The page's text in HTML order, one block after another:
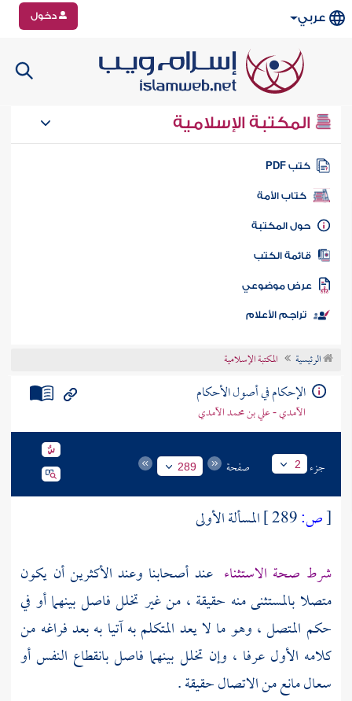
عربي دخول
المكتبة الإسلامية
كتب PDF
كتاب الأمة
المكتبة
الكتب
موضوعي
تراجم الأعلام
الرئيسية المكتبة الإسلامية
الإحكام في أصول الأحكام
الآمدي - علي بن محمد الآمدي
جزء 2 صفحة 289
[ص:
المسألة الأولى
شرط صحة الاستثناء عند أصحابنا وعند الأكثرين أن يكون
متصلا بالمستثنى منه حقيقة ، من غير تخلل فاصل بينهما أو في
حكم المتصل ، وهو ما لا يعد المتكلم به آتيا به بعد فراغه من
كلامه الأول عرفا ، وإن تخلل بينهما فاصل بانقطاع النفس أو
سعال مانع من الاتصال حقيقة .